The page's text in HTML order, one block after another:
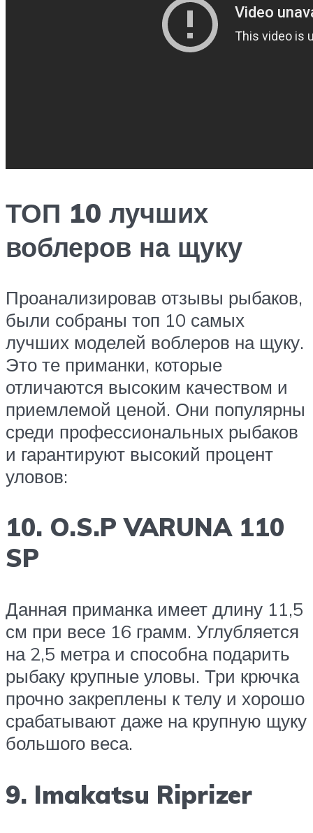
ТОП 10 лучших
воблеров на щуку
Проанализировав отзывы рыбаков,
были собраны топ 10 самых
лучших моделей воблеров на щуку.
Это те приманки, которые
отличаются высоким качеством и
приемлемой ценой. Они популярны
среди профессиональных рыбаков
и гарантируют высокий процент
уловов:
10. O.S.P VARUNA 110
SP
Данная приманка имеет длину 11,5
см при весе 16 грамм. Углубляется
на 2,5 метра и способна подарить
рыбаку крупные уловы. Три крючка
прочно закреплены к телу и хорошо
срабатывают даже на крупную щуку
большого веса.
9. Imakatsu Riprizer